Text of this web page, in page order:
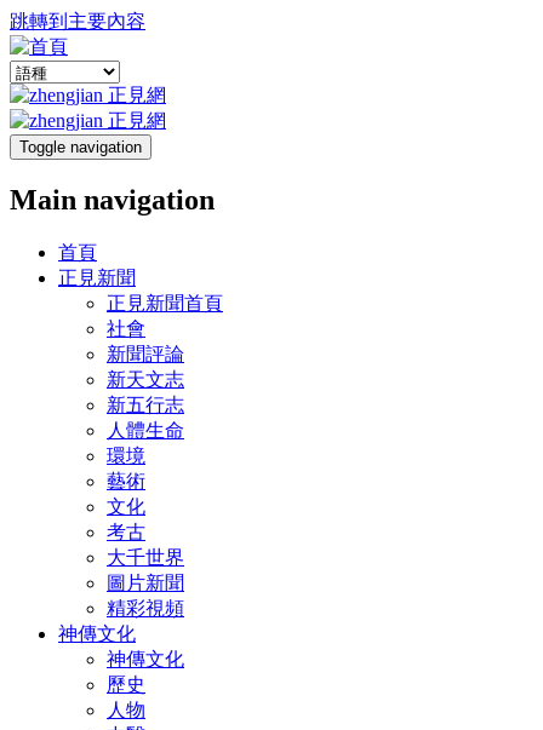
跳轉到主要內容
Toggle navigation
Main navigation
首頁
正見新聞
正見新聞首頁
社會
新聞評論
新天文志
新五行志
人體生命
環境
藝術
文化
考古
大千世界
圖片新聞
精彩視頻
神傳文化
神傳文化
歷史
人物